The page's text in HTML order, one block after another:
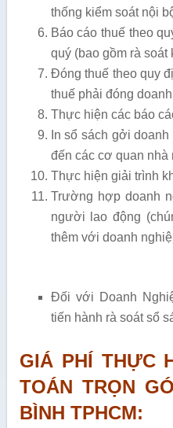
thống kiểm soát nội
Báo cáo thuế theo
quý (bao gồm rà soát
Đóng thuế theo quy
thuế phải đóng
Thực hiện các báo
In sổ sách gởi
đến các cơ quan
Thực hiện giải trình
Trường hợp doanh
người lao động
thêm với doanh
Đối với Doanh
tiến hành rà soát sổ
GIÁ PHÍ THỰC
TOÁN TRỌN
BÌNH TPHCM: